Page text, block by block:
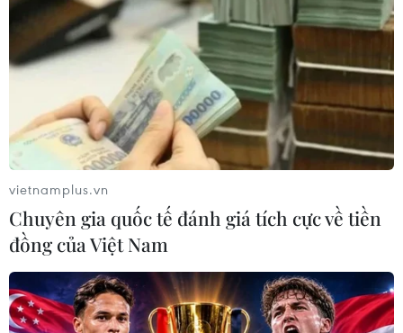
nâng cao hình ảnh và giá trị thương mại cho các sản
phẩm.
vietnamplus.vn
Chuyên gia quốc tế đánh giá tích cực về tiền
đồng của Việt Nam